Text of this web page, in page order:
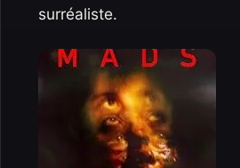
surréaliste.